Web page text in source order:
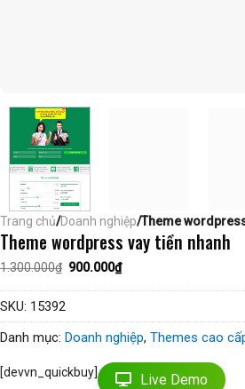
Trang chủ/Doanh nghiệp/Theme
Theme wordpress vay tiền nhanh
1.300.000₫ Giá
là:
900.000₫Giá
hiện
tại
SKU: 15392
Danh mục: Doanh nghiệp, Themes cao
[devvn_quickbuy] Live Demo